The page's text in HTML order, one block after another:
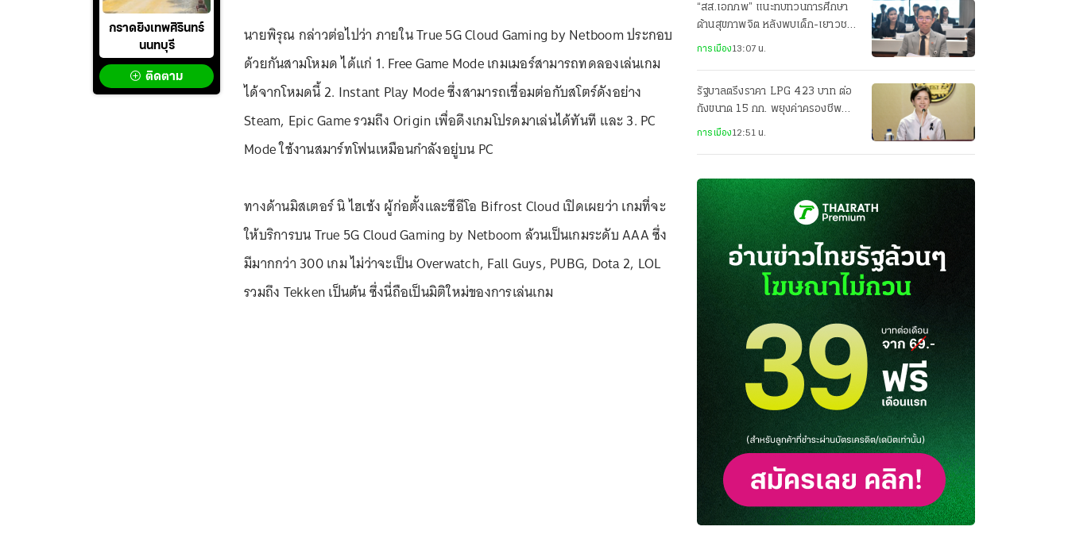
กราดยิงเทพศิรินทร์
นนทบุรี
ติดตาม
นายพิรุณ กล่าวต่อไปว่า ภายใน True 5G Cloud Gaming by Netboom ประกอบ
ด้วยกันสามโหมด ได้แก่ 1. Free Game Mode เกมเมอร์สามารถทดลองเล่นเกม
ได้จากโหมดนี้ 2. Instant Play Mode ซึ่งสามารถเชื่อมต่อกับสโตร์ดังอย่าง
Steam, Epic Game รวมถึง Origin เพื่อดึงเกมโปรดมาเล่นได้ทันที และ 3. PC
Mode ใช้งานสมาร์ทโฟนเหมือนกำลังอยู่บน PC
ทางด้านมิสเตอร์ นิ ไฮเช้ง ผู้ก่อตั้งและซีอีโอ Bifrost Cloud เปิดเผยว่า เกมที่จะ
ให้บริการบน True 5G Cloud Gaming by Netboom ล้วนเป็นเกมระดับ AAA ซึ่ง
มีมากกว่า 300 เกม ไม่ว่าจะเป็น Overwatch, Fall Guys, PUBG, Dota 2, LOL
รวมถึง Tekken เป็นต้น ซึ่งนี่ถือเป็นมิติใหม่ของการเล่นเกม
“สส.เอกภพ” แนะทบทวนการศึกษา
ด้านสุขภาพจิต หลังพบเด็ก-เยาวชน
เสี่ยงซึมเศร้าสูง
การเมือง13:07 น.
รัฐบาลตรึงราคา LPG 423 บาท ต่อ
ถังขนาด 15 กก. พยุงค่าครองชีพ
ประชาชน
การเมือง12:51 น.